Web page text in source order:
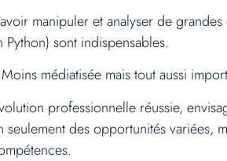
manipuler et analyser de
sont indispensables.
Moins médiatisée mais tout aussi
professionnelle réussie,
seulement des opportunités